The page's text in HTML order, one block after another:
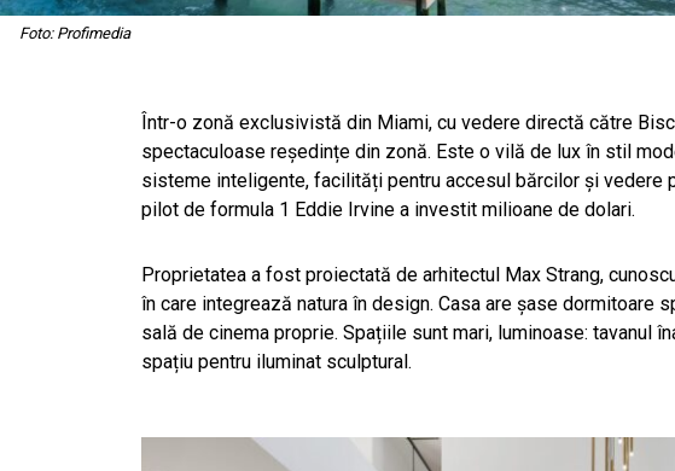
Foto: Profimedia
Într-o zonă exclusivistă din Miami, cu vedere directă către
spectaculoase reședințe din zonă. Este o vilă de lux în stil
sisteme inteligente, facilități pentru accesul bărcilor și vedere
pilot de formula 1 Eddie Irvine a investit milioane de dolari.
Proprietatea a fost proiectată de arhitectul Max Strang,
în care integrează natura în design. Casa are șase dormitoare
sală de cinema proprie. Spațiile sunt mari, luminoase: tavanul
spațiu pentru iluminat sculptural.